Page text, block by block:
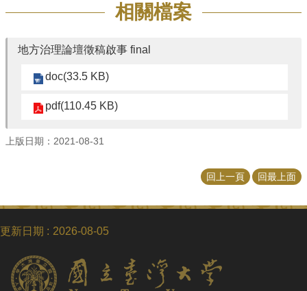
相關檔案
地方治理論壇徵稿啟事 final
doc(33.5 KB)
pdf(110.45 KB)
上版日期：2021-08-31
回上一頁 回最上面
更新日期 2026-08-05